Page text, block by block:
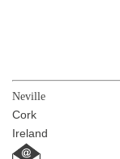
Neville
Cork
Ireland